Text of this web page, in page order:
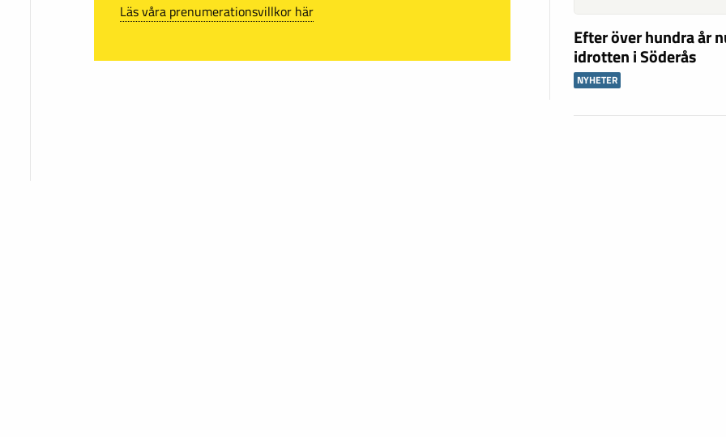
Läs våra prenumerationsvillkor här
Efter över hundra år
idrotten i Söderås
NYHETER